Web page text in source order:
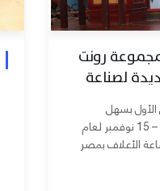
رونت
لصناعة
بسهل
حشيش بالغردقة في الفترة من 11 – 15 نوفمبر لعام
الأعلاف بمصر